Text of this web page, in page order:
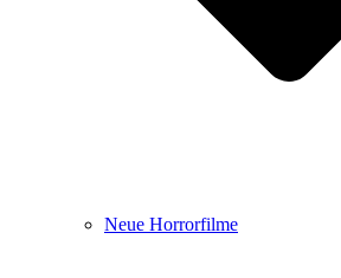
Neue Horrorfilme